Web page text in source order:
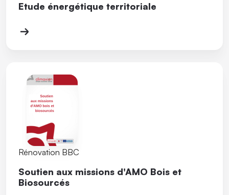
Etude énergétique territoriale
Rénovation BBC
Soutien aux missions d'AMO Bois et
Biosourcés